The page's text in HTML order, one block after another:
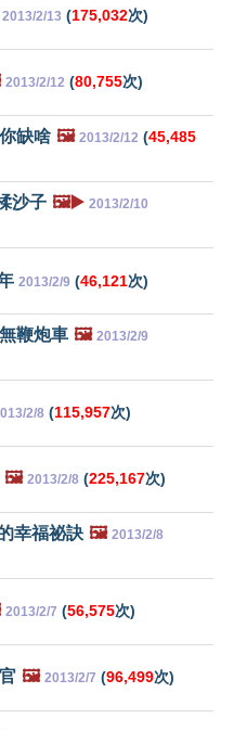
2013/2/13 (175,032次)
2013/2/12 (80,755次)
缺啥 🖼️ 2013/2/12 (45,485
沙子 🖼️▶️ 2013/2/10
2013/2/9 (46,121次)
鞭炮車 🖼️ 2013/2/9
2/8 (115,957次)
🖼️ 2013/2/8 (225,167次)
幸福祕訣 🖼️ 2013/2/8
2013/2/7 (56,575次)
🖼️ 2013/2/7 (96,499次)